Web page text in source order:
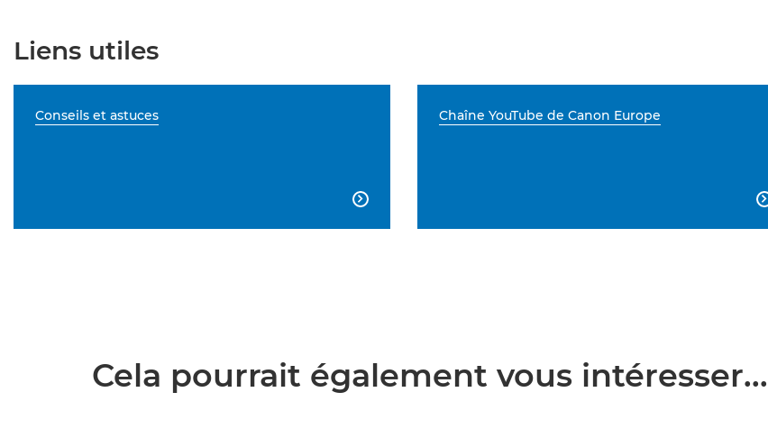
Liens utiles
Conseils et astuces

Chaîne YouTube de Canon Europe

Cela pourrait également vous intéresser...